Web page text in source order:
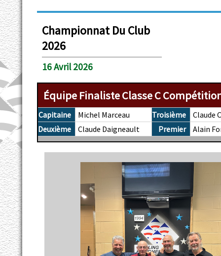
Championnat Du Club
2026
16 Avril 2026
Équipe Finaliste Classe C
Capitaine Michel Marceau Troisième
Claude
Deuxième
Claude Daigneault Premier Alain